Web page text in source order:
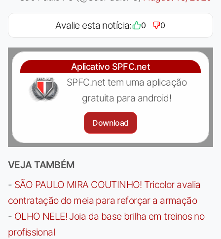
Avalie esta notícia: 0 0
Aplicativo SPFC.net
SPFC.net tem uma aplicação
gratuita para android!
Download
VEJA TAMBÉM
- SÃO PAULO MIRA COUTINHO! Tricolor avalia
contratação do meia para reforçar a armação
- OLHO NELE! Joia da base brilha em treinos no
profissional